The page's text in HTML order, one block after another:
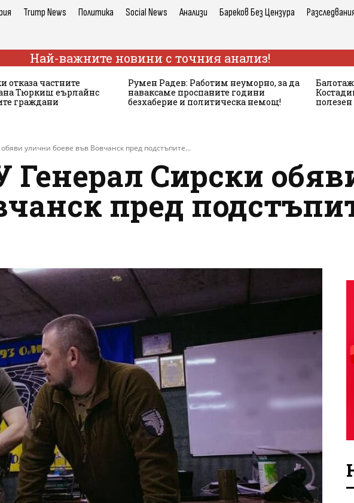
Trump News Политика Social News Анализи Бареков Без Цензура
Най-важните новини с точния анализ!
отказа частните
Тюркиш еърлайнс
граждани
Румен Радев: Работим неуморно, за да
наваксаме проспаните години
безхаберие и политическа немощ!
улични боеве във Вовчанск пред подстъпите...
Сирски
пред